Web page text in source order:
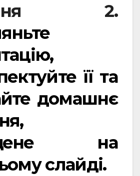
2.
її та
домашнє
на
слайді.